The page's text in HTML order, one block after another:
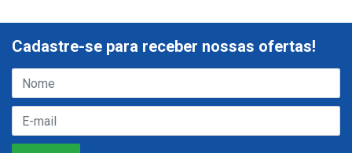
Cadastre-se para receber nossas ofertas!